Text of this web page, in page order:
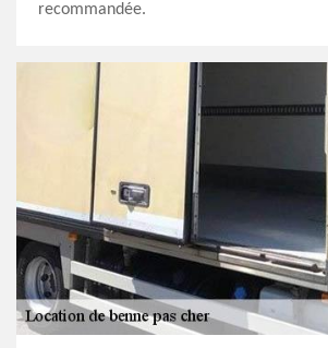
recommandée.